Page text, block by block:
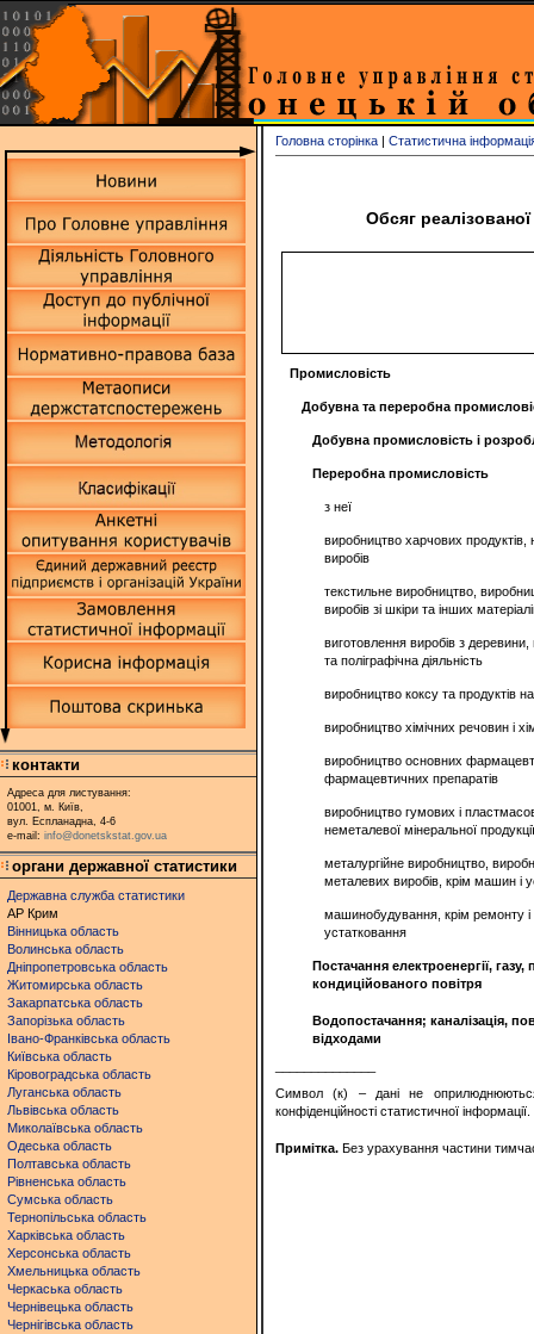
контакти
Адреса для листування:
01001, м. Київ,
вул. Еспланадна, 4-6
e-mail: info@donetskstat.gov.ua
органи державної статистики
Державна служба статистики
АР Крим
Вінницька область
Волинська область
Дніпропетровська область
Житомирська область
Закарпатська область
Запорізька область
Івано-Франківська область
Київська область
Кіровоградська область
Луганська область
Львівська область
Миколаївська область
Одеська область
Полтавська область
Рівненська область
Сумська область
Тернопільська область
Харківська область
Херсонська область
Хмельницька область
Черкаська область
Чернівецька область
Чернігівська область
Головна сторінка | Статистична
Обсяг
Промисловість
Добувна та переробна
Добувна промисловість і
Переробна промисловість
з неї
виробництво харчових продуктів,
виробів
текстильне виробництво,
виробів зі шкіри та інших
виготовлення виробів з
та поліграфічна діяльність
виробництво коксу та продуктів
виробництво хімічних речовин і
виробництво основних
фармацевтичних препаратів
виробництво гумових і
неметалевої мінеральної продукції
металургійне виробництво,
металевих виробів, крім машин і
машинобудування, крім ремонту
устатковання
Постачання електроенергії, газу,
кондиційованого повітря
Водопостачання; каналізація,
відходами
Символ (к) – дані не
конфіденційності статистичної інформації.
Примітка. Без урахування частини